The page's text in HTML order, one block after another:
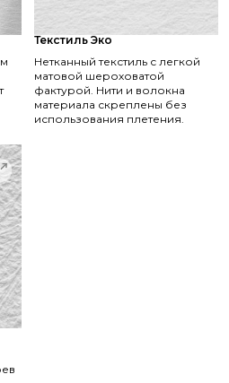
Текстиль Эко
Нетканный текстиль с легкой
матовой шероховатой
фактурой. Нити и волокна
материала скреплены без
использования плетения.